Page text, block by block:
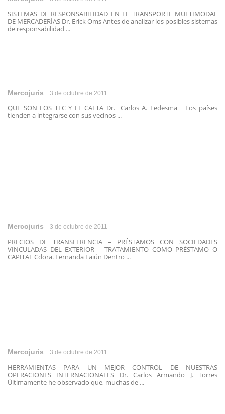
SISTEMAS DE RESPONSABILIDAD EN EL TRANSPORTE MULTIMODAL
DE MERCADERÍAS Dr. Erick Oms Antes de analizar los posibles sistemas
de responsabilidad ...
Mercojuris 3 de octubre de 2011
QUE SON LOS TLC Y EL CAFTA Dr. Carlos A. Ledesma Los países
tienden a integrarse con sus vecinos ...
Mercojuris 3 de octubre de 2011
PRECIOS DE TRANSFERENCIA – PRÉSTAMOS CON SOCIEDADES
VINCULADAS DEL EXTERIOR – TRATAMIENTO COMO PRÉSTAMO O
CAPITAL Cdora. Fernanda Laiún Dentro ...
Mercojuris 3 de octubre de 2011
HERRAMIENTAS PARA UN MEJOR CONTROL DE NUESTRAS
OPERACIONES INTERNACIONALES Dr. Carlos Armando J. Torres
Últimamente he observado que, muchas de ...